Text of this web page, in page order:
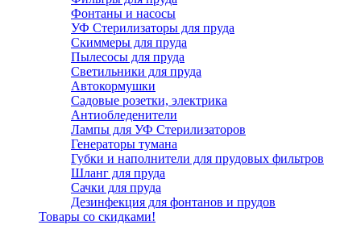
Фонтаны и насосы
УФ Стерилизаторы для пруда
Скиммеры для пруда
Пылесосы для пруда
Светильники для пруда
Автокормушки
Садовые розетки, электрика
Антиобледенители
Лампы для УФ Стерилизаторов
Генераторы тумана
Губки и наполнители для прудовых фильтров
Шланг для пруда
Сачки для пруда
Дезинфекция для фонтанов и прудов
Товары со скидками!